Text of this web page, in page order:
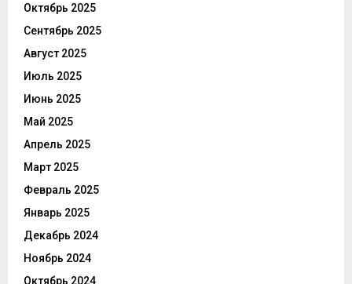
Октябрь 2025
Сентябрь 2025
Август 2025
Июль 2025
Июнь 2025
Май 2025
Апрель 2025
Март 2025
Февраль 2025
Январь 2025
Декабрь 2024
Ноябрь 2024
Октябрь 2024